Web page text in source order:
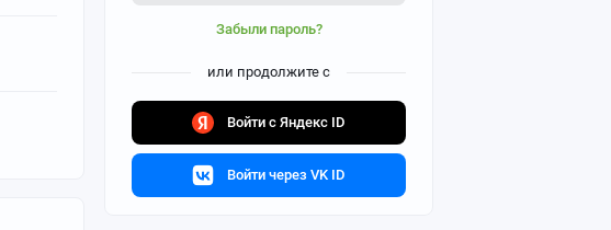
Забыли пароль?
или продолжите с
Войти с Яндекс ID
Войти через VK ID